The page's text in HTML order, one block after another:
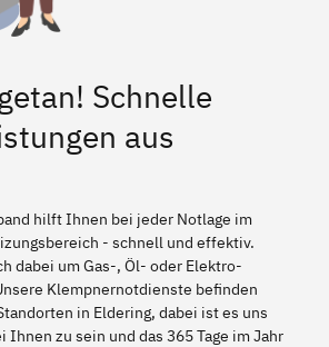
Schnelle
aus
hilft Ihnen bei jeder Notlage im
- schnell und effektiv.
dabei um Gas-, Öl- oder Elektro-
Klempnernotdienste befinden
in Eldering, dabei ist es uns
Ihnen zu sein und das 365 Tage im Jahr